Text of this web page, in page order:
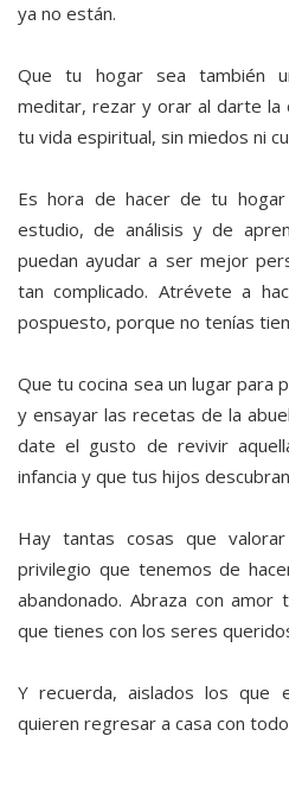
ya no están.
Que tu hogar sea también
meditar, rezar y orar al darte la
tu vida espiritual, sin miedos ni
Es hora de hacer de tu
estudio, de análisis y de
puedan ayudar a ser mejor
tan complicado. Atrévete a
pospuesto, porque no tenías
Que tu cocina sea un lugar para
y ensayar las recetas de la
date el gusto de revivir
infancia y que tus hijos
Hay tantas cosas que
privilegio que tenemos de
abandonado. Abraza con
que tienes con los seres
Y recuerda, aislados los que
quieren regresar a casa con